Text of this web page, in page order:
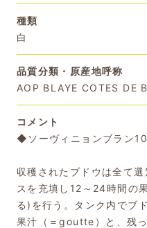
種類
白
品質分類・原産地呼称
AOP BLAYE COTES DE
コメント
◆ソーヴィニョンブラン
収穫されたブドウは全て
スを充填し12～24時間の
る)を行う。タンク内でブ
果汁（＝goutte）と、残